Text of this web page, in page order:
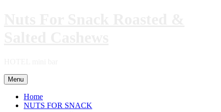
Menu
Home
NUTS FOR SNACK